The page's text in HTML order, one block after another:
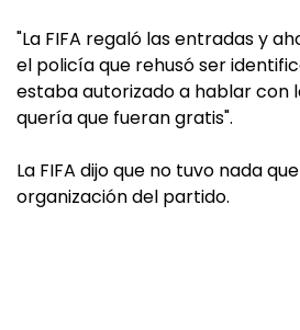
"La FIFA regaló las entradas y
el policía que rehusó ser
estaba autorizado a hablar con
quería que fueran gratis".
La FIFA dijo que no tuvo nada
organización del partido.